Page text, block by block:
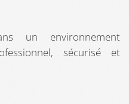
un environnement
sécurisé et